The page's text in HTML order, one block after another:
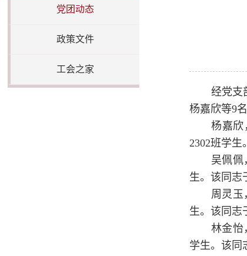
党团动态
政策文件
工会之家
经党支
杨嘉欣等9
杨嘉欣
2302班学生
吴佩佩
生。该同志
周灵玉
生。该同志
林金怡
学生。该同